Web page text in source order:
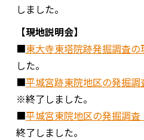
しました。
【現地説明会】
■東大寺東塔院跡発掘調査
した。
■平城宮跡東院地区の発掘調
※終了しました。
■平城宮東院地区の発掘調査
終了しました。